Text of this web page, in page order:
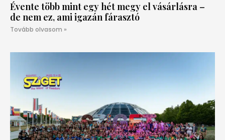
Évente több mint egy hét megy el vásárlásra –
de nem ez, ami igazán fárasztó
Tovább olvasom »